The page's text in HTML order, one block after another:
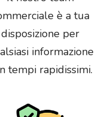
è a tua
disposizione per
informazione
tempi rapidissimi.